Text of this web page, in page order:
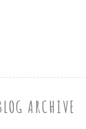
ARCHIVE